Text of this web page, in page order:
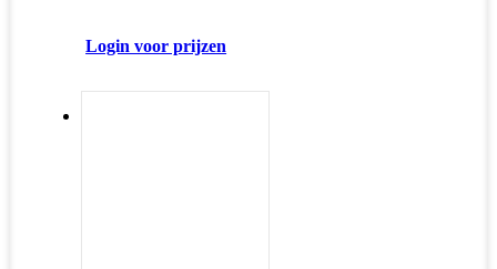
Login voor prijzen